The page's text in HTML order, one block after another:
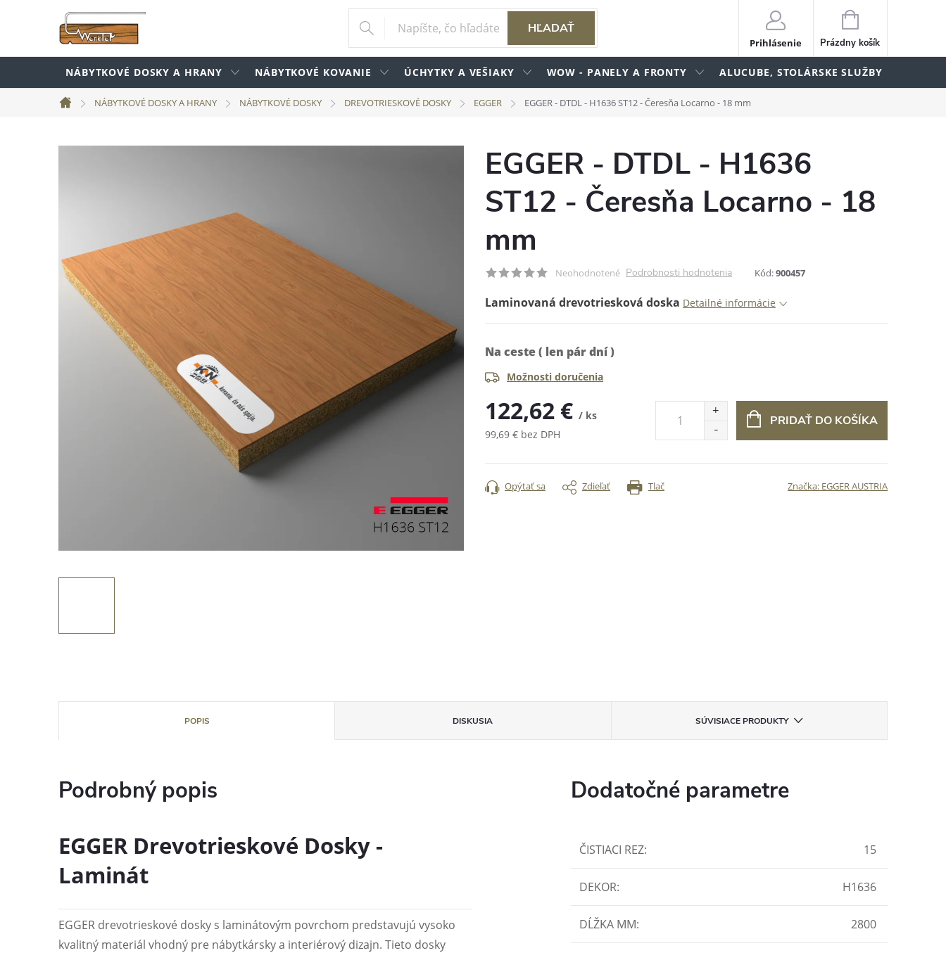
HĽADAŤ
Prihlásenie
NÁKUPNÝ
KOŠÍK
Prázdny košík
NÁBYTKOVÉ DOSKY A HRANY NÁBYTKOVÉ KOVANIE ÚCHYTKY A VEŠIAKY WOW - PANELY A FRONTY ALUCUBE, STOLÁRSKE SLUŽBY
Domov
NÁBYTKOVÉ DOSKY A HRANY NÁBYTKOVÉ DOSKY DREVOTRIESKOVÉ DOSKY EGGER EGGER - DTDL - H1636 ST12 - Čeresňa Locarno - 18 mm
EGGER - DTDL - H1636
ST12 - Čeresňa Locarno - 18
mm
Neohodnotené Podrobnosti hodnotenia Kód:900457
Laminovaná drevotriesková doska Detailné informácie
Na ceste ( len pár dní )
Možnosti doručenia
122,62 € / ks
99,69 € bez DPH
cena:
PRIDAŤ DO KOŠÍKA
Tlač
Opýtať sa Zdieľať Značka: EGGER AUSTRIA
POPIS DISKUSIA SÚVISIACE PRODUKTY
Podrobný popis
EGGER Drevotrieskové Dosky -
Laminát
EGGER drevotrieskové dosky s laminátovým povrchom predstavujú vysoko
kvalitný materiál vhodný pre nábytkársky a interiérový dizajn. Tieto dosky
Dodatočné parametre
ČISTIACI REZ: 15
DEKOR: H1636
DĹŽKA MM: 2800